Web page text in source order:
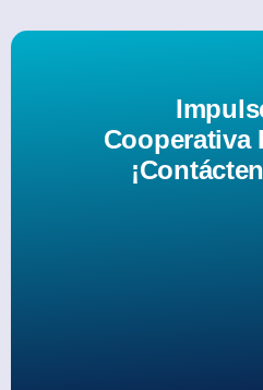
Cooperativa